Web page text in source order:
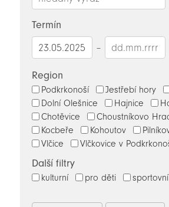
Termín
–
Region
Podkrkonoší Jestřebí hory
Dolní Olešnice
Hajnice
Chotěvice
Choustníkovo
Kocbeře
Kohoutov
Vlčice
Vlčkovice v
Další filtry
kulturní pro děti sportovní